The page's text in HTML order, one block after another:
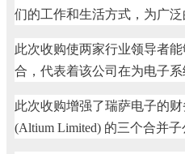
们的工作和生活方式，为广
此次收购使两家行业领导者
合，代表着该公司在为电子
此次收购增强了瑞萨电子的
(Altium Limited) 的三个合并子